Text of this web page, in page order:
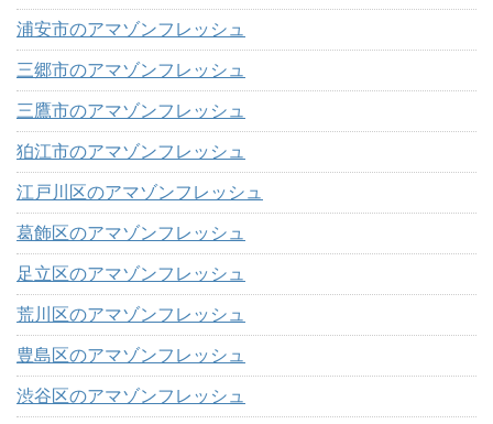
浦安市のアマゾンフレッシュ
三郷市のアマゾンフレッシュ
三鷹市のアマゾンフレッシュ
狛江市のアマゾンフレッシュ
江戸川区のアマゾンフレッシュ
葛飾区のアマゾンフレッシュ
足立区のアマゾンフレッシュ
荒川区のアマゾンフレッシュ
豊島区のアマゾンフレッシュ
渋谷区のアマゾンフレッシュ